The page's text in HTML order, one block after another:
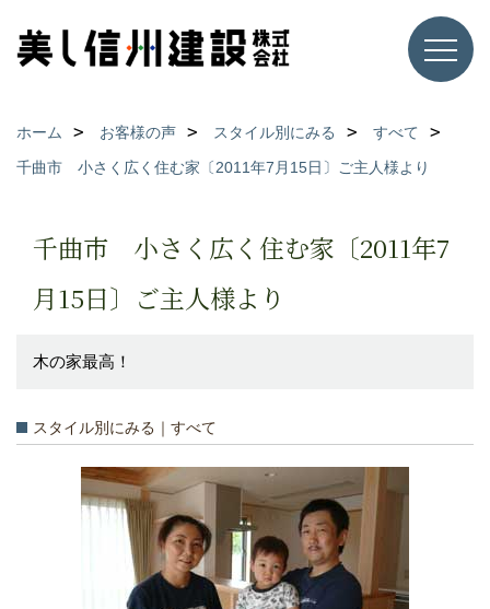
ホーム お客様の声 スタイル別にみる
すべて
千曲市 小さく広く住む家〔2011年7月15日〕ご主人様より
千曲市 小さく広く住む家〔2011年7
月15日〕ご主人様より
木の家最高！
スタイル別にみる｜すべて